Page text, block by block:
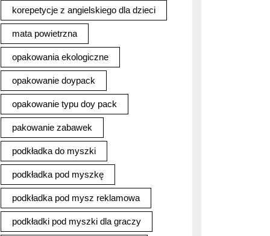
korepetycje z angielskiego dla dzieci
mata powietrzna
opakowania ekologiczne
opakowanie doypack
opakowanie typu doy pack
pakowanie zabawek
podkładka do myszki
podkładka pod myszkę
podkładka pod mysz reklamowa
podkładki pod myszki dla graczy